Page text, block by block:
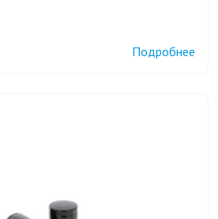
Подробнее